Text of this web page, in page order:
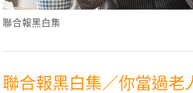
聯合報黑白集
聯合報黑白集／你當過老